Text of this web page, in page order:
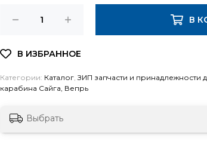
В
Категории: Каталог,ЗИП запчасти и принадлежности
карабина Сайга, Вепрь
Выбрать